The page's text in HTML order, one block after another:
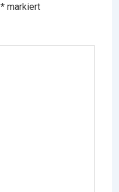
* markiert